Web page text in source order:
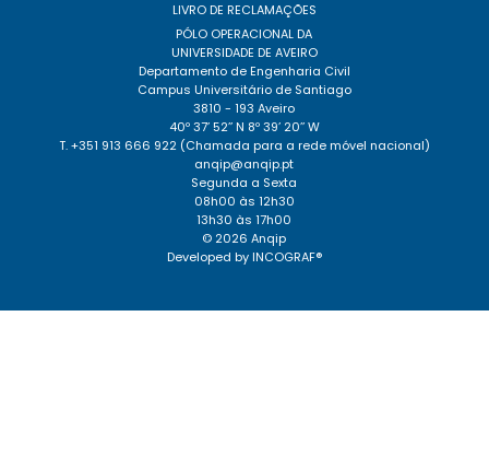
LIVRO DE RECLAMAÇÕES
PÓLO OPERACIONAL DA
UNIVERSIDADE DE AVEIRO
Departamento de Engenharia Civil
Campus Universitário de Santiago
3810 - 193 Aveiro
40º 37’ 52’’ N 8º 39’ 20’’ W
T. +351 913 666 922 (Chamada para a rede móvel nacional)
anqip@anqip.pt
Segunda a Sexta
08h00 às 12h30
13h30 às 17h00
© 2026 Anqip
Developed byINCOGRAF®